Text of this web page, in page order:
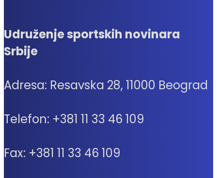
Udruženje sportskih novinara
Srbije
Adresa: Resavska 28, 11000 Beograd
Telefon: +381 11 33 46 109
Fax: +381 11 33 46 109